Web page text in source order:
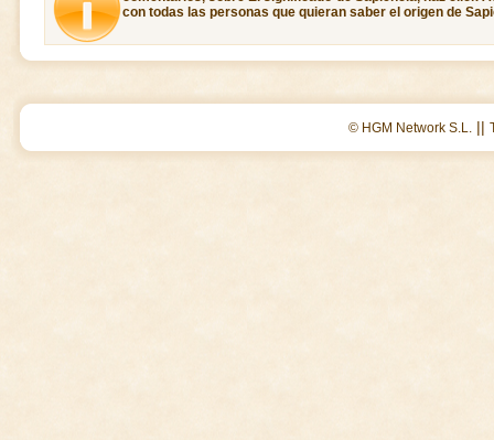
con todas las personas que quieran saber el origen de
© HGM Network S.L. ||